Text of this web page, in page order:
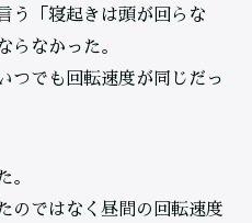
う「寝起きは頭が回らな
らなかった。
つでも回転速度が同じだっ
。
のではなく昼間の回転速度